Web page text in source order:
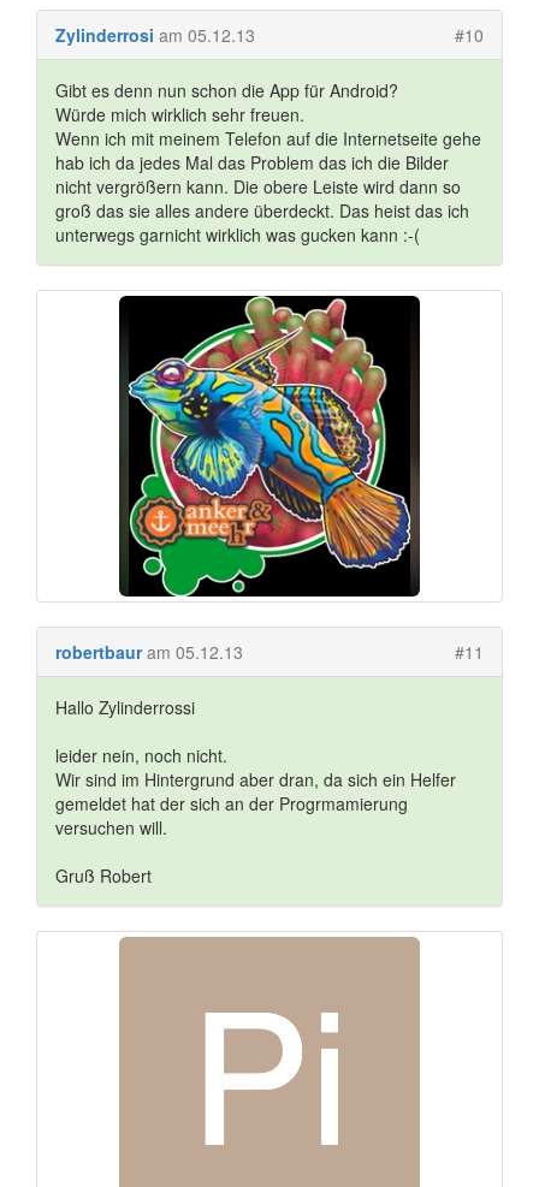
Zylinderrosi am 05.12.13 #10
Gibt es denn nun schon die App für Android?
Würde mich wirklich sehr freuen.
Wenn ich mit meinem Telefon auf die Internetseite gehe
hab ich da jedes Mal das Problem das ich die Bilder
nicht vergrößern kann. Die obere Leiste wird dann so
groß das sie alles andere überdeckt. Das heist das ich
unterwegs garnicht wirklich was gucken kann :-(
robertbaur am 05.12.13 #11
Hallo Zylinderrossi
leider nein, noch nicht.
Wir sind im Hintergrund aber dran, da sich ein Helfer
gemeldet hat der sich an der Progrmamierung
versuchen will.
Gruß Robert